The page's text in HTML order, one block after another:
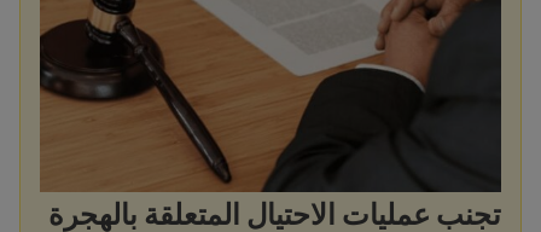
تجنب عمليات الاحتيال المتعلقة بالهجرة